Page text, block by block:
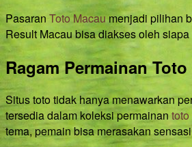
PasaranToto Macaumenjadi pilihan
Result Macau bisa diakses oleh
Ragam Permainan
Situs toto tidak hanya menawarkan
tersedia dalam koleksi permainan
tema, pemain bisa merasakan